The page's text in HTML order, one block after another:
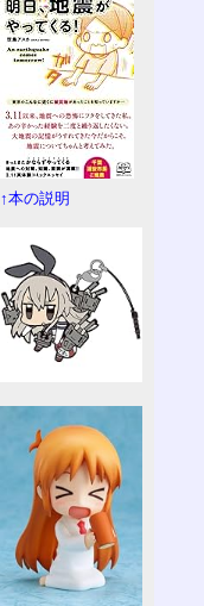
↑本の説明